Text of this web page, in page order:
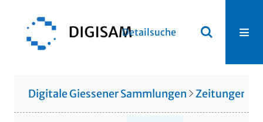
Detailsuche
Digitale Giessener Sammlungen Zeitungen